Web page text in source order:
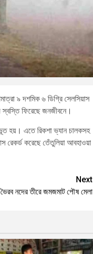
৯ দশমিক ৬ ডিগ্রি সেলসিয়াস
স্বস্তি ফিরেছে জনজীবনে।
হয়। এতে রিকশা ভ্যান চালকসহ
রেকর্ড করেছে তেঁতুলিয়া আবহাওয়া
Next
ভৈরব নদের তীরে জমজমাট পৌষ মেলা